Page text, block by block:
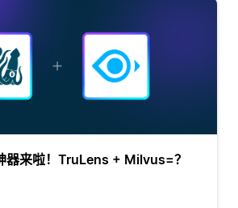
器来啦！TruLens + Milvus=？